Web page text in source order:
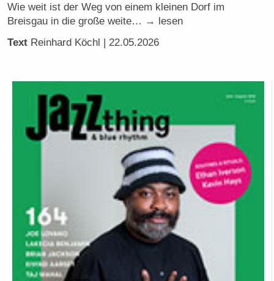
Wie weit ist der Weg von einem kleinen Dorf im
Breisgau in die große weite… → lesen
Text Reinhard Köchl | 22.05.2026